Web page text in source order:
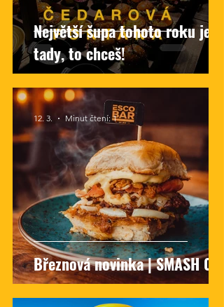
Největší šupa tohoto roku je
tady, to chceš!
Březnová novinka | SMASH 001
12. 3. Minut čtení: 1